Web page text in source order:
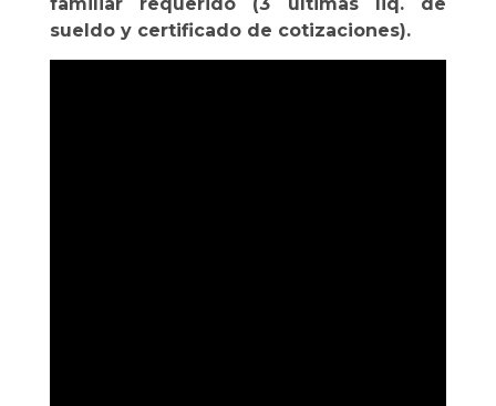
sueldo y certificado de cotizaciones).